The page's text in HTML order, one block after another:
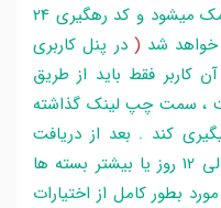
تحویل بارکد ، مراحل برای کاربر پیامک میشود و کد رهگیری 24
خواهد شد ( در پنل کاربری
کاربر فقط باید از طریق
، سمت چپ لینک گذاشته
پست پیگیری کند . بعد از دریافت
کدرهگیری 24 رقمی معمولا بین 3 الی 12 روز یا بیشتر بسته ها
بطور کامل از اختیارات